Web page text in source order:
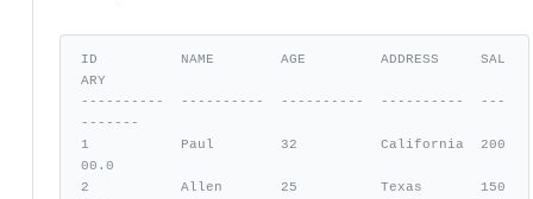
ID          NAME        AGE         ADDRESS     SAL
ARY
----------  ----------  ----------  ----------  ---
-------
1           Paul        32          California  200
00.0
2           Allen       25          Texas       150